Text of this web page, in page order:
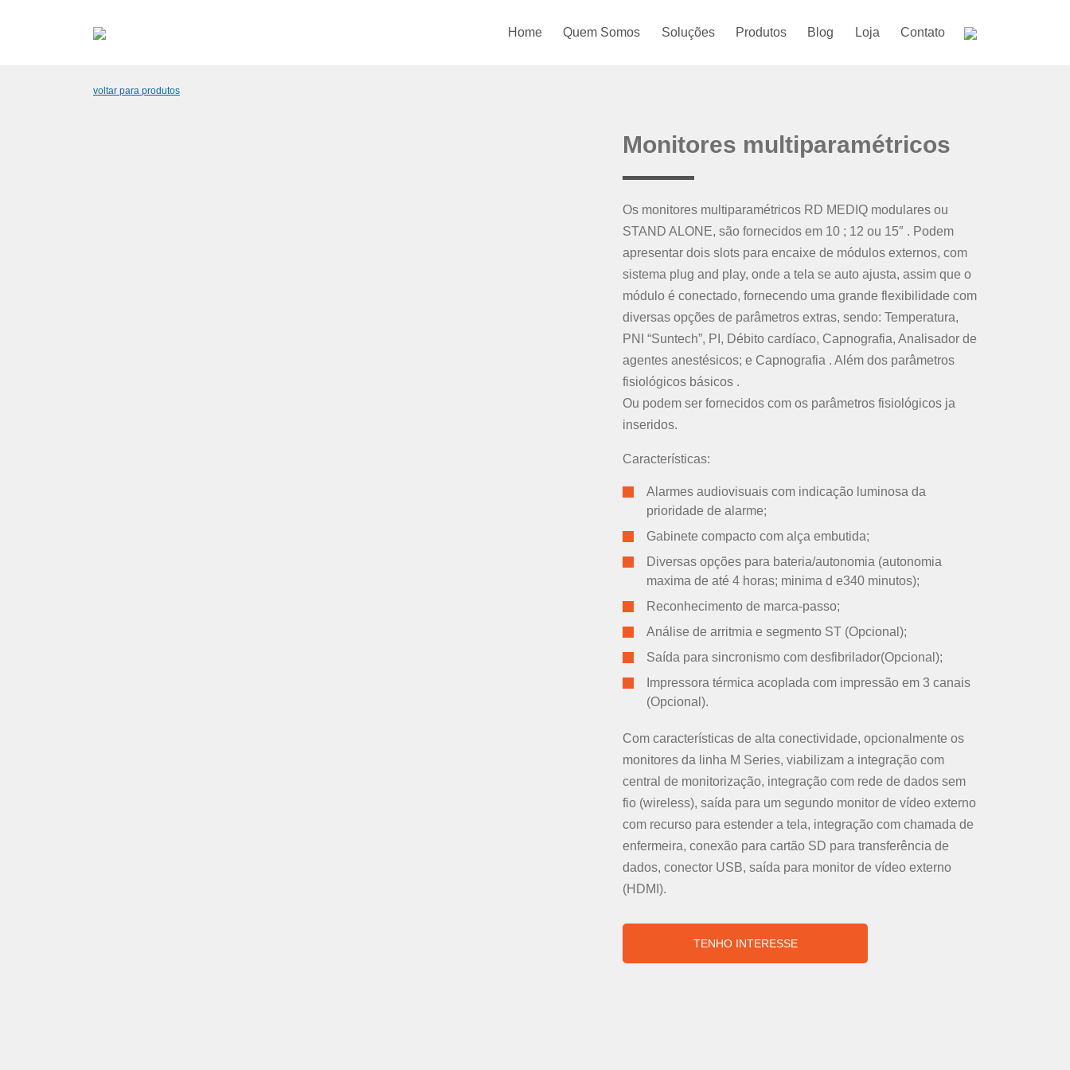
Home Quem Somos Soluções Produtos Blog Loja Contato
voltar para produtos
Monitores multiparamétricos
Os monitores multiparamétricos RD MEDIQ modulares ou
STAND ALONE, são fornecidos em 10 ; 12 ou 15″ . Podem
apresentar dois slots para encaixe de módulos externos, com
sistema plug and play, onde a tela se auto ajusta, assim que o
módulo é conectado, fornecendo uma grande flexibilidade com
diversas opções de parâmetros extras, sendo: Temperatura,
PNI “Suntech”, PI, Débito cardíaco, Capnografia, Analisador de
agentes anestésicos; e Capnografia . Além dos parâmetros
fisiológicos básicos .
Ou podem ser fornecidos com os parâmetros fisiológicos ja
inseridos.
Características:
Alarmes audiovisuais com indicação luminosa da
prioridade de alarme;
Gabinete compacto com alça embutida;
Diversas opções para bateria/autonomia (autonomia
maxima de até 4 horas; minima d e340 minutos);
Reconhecimento de marca-passo;
Análise de arritmia e segmento ST (Opcional);
Saída para sincronismo com desfibrilador(Opcional);
Impressora térmica acoplada com impressão em 3 canais
(Opcional).
Com características de alta conectividade, opcionalmente os
monitores da linha M Series, viabilizam a integração com
central de monitorização, integração com rede de dados sem
fio (wireless), saída para um segundo monitor de vídeo externo
com recurso para estender a tela, integração com chamada de
enfermeira, conexão para cartão SD para transferência de
dados, conector USB, saída para monitor de vídeo externo
(HDMI).
TENHO INTERESSE